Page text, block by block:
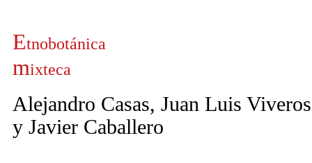
Etnobotánica
mixteca
Alejandro Casas, Juan Luis Viveros
y Javier Caballero